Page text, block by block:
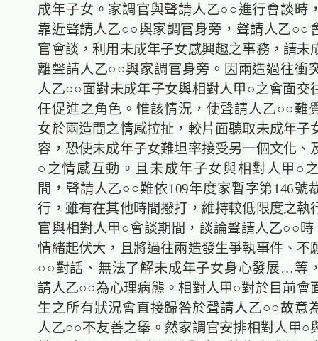
成年子女。家調官與聲請人乙○○進行會談時
靠近聲請人乙○○與家調官身旁，聲請人乙○○
官會談，利用未成年子女感興趣之事務，請未
離聲請人乙○○與家調官身旁。因兩造過往衝
人乙○○面對未成年子女與相對人甲○之會面交
任促進之角色。惟該情況，使聲請人乙○○難
女於兩造間之情感拉扯，較片面聽取未成年子
容，恐使未成年子女難坦率接受另一個文化、
○之情感互動。且未成年子女與相對人甲○
間，聲請人乙○○難依109年度家暫字第146號
行，雖有在其他時間撥打，維持較低限度之執
官與相對人甲○會談期間，談論聲請人乙○○
情緒起伏大，且將過往兩造發生爭執事件、不
○○對話、無法了解未成年子女身心發展…等
請人乙○○為心理病態。相對人甲○對於目前會
生之所有狀況會直接歸咎於聲請人乙○○故意
人乙○○不友善之舉。然家調官安排相對人甲○